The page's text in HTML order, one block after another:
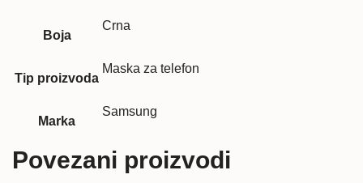
Boja
Crna
Tip proizvoda
Maska za telefon
Marka
Samsung
Povezani proizvodi